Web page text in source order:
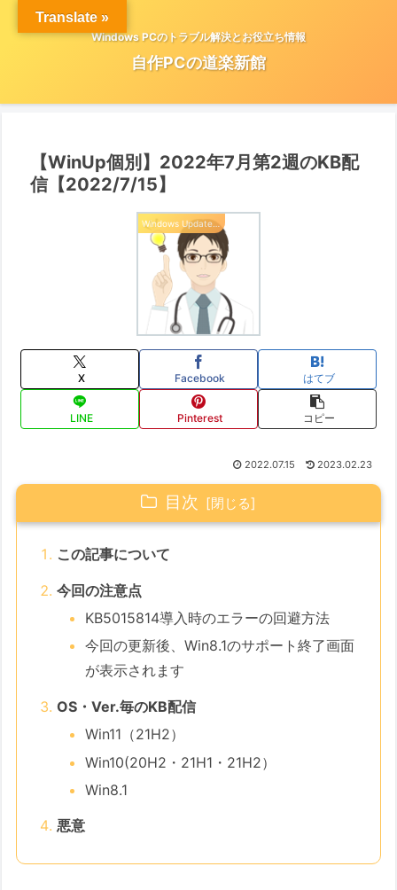
Windows PCのトラブル解決とお役立ち情報
自作PCの道楽新館
【WinUp個別】2022年7月第2週のKB配
信【2022/7/15】
X Facebook はてブ
LINE Pinterest コピー
2022.07.15 2023.02.23
目次
この記事について
今回の注意点
KB5015814導入時のエラーの回避方法
今回の更新後、Win8.1のサポート終了画面
が表示されます
OS・Ver.毎のKB配信
Win11（21H2）
Win10(20H2・21H1・21H2）
Win8.1
悪意
Translate »